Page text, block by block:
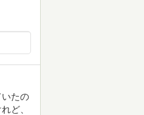
たの
ど、